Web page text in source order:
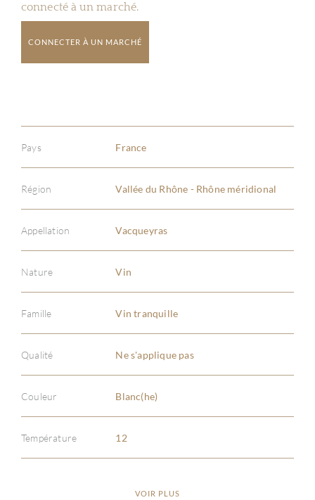
connecté à un marché.
CONNECTER À UN MARCHÉ
Pays France
Région Vallée du Rhône - Rhône méridional
Appellation Vacqueyras
Nature Vin
Famille Vin tranquille
Qualité Ne s'applique pas
Couleur Blanc(he)
Température 12
VOIR PLUS